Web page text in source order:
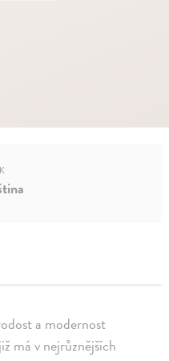
a modernost
má v nejrůznějších